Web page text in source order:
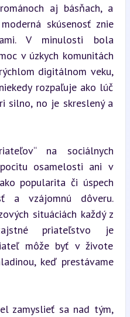
aj básňach, a
skúsenosť znie
V minulosti bola
v úzkych komunitách
digitálnom veku,
rozpaľuje ako lúč
silno, no je skreslený a
na sociálnych
osamelosti ani v
popularita či úspech
a vzájomnú dôveru.
situáciách každý z
priateľstvo je
môže byť v živote
keď prestávame
zamyslieť sa nad tým,